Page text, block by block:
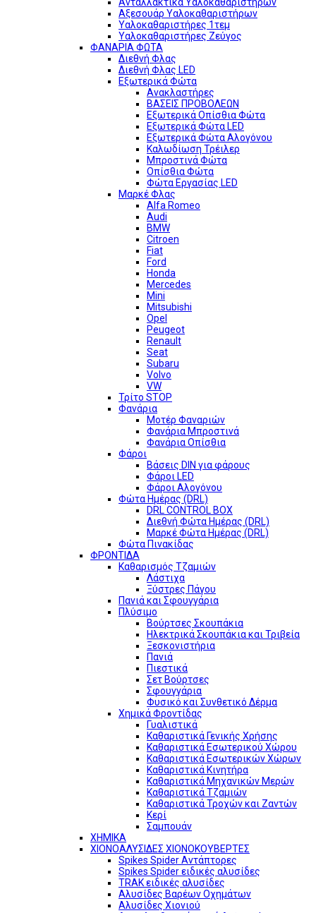
Αξεσουάρ Υαλοκαθαριστήρων
Υαλοκαθαριστήρες 1τεμ
Υαλοκαθαριστήρες Ζεύγος
ΦΑΝΑΡΙΑ ΦΩΤΑ
Διεθνή Φλας
Διεθνή Φλας LED
Εξωτερικά Φώτα
Ανακλαστήρες
ΒΑΣΕΙΣ ΠΡΟΒΟΛΕΩΝ
Εξωτερικά Οπίσθια Φώτα
Εξωτερικά Φώτα LED
Εξωτερικά Φώτα Αλογόνου
Καλωδίωση Τρέιλερ
Μπροστινά Φώτα
Οπίσθια Φώτα
Φώτα Εργασίας LED
Μαρκέ Φλας
Alfa Romeo
Audi
BMW
Citroen
Fiat
Ford
Honda
Mercedes
Mini
Mitsubishi
Opel
Peugeot
Renault
Seat
Subaru
Volvo
VW
Τρίτο STOP
Φανάρια
Μοτέρ Φαναριών
Φανάρια Μπροστινά
Φανάρια Οπίσθια
Φάροι
Βάσεις DIN για φάρους
Φάροι LED
Φάροι Αλογόνου
Φώτα Ημέρας (DRL)
DRL CONTROL BOX
Διεθνή Φώτα Ημέρας (DRL)
Μαρκέ Φώτα Ημέρας (DRL)
Φώτα Πινακίδας
ΦΡΟΝΤΙΔΑ
Καθαρισμός Τζαμιών
Λάστιχα
Ξύστρες Πάγου
Πανιά και Σφουγγάρια
Πλύσιμο
Βούρτσες Σκουπάκια
Ηλεκτρικά Σκουπάκια και Τριβεία
Ξεσκονιστήρια
Πανιά
Πιεστικά
Σετ Βούρτσες
Σφουγγάρια
Φυσικό και Συνθετικό Δέρμα
Χημικά Φροντίδας
Γυαλιστικά
Καθαριστικά Γενικής Χρήσης
Καθαριστικά Εσωτερικού Χώρου
Καθαριστικά Εσωτερικών Χώρων
Καθαριστικά Κινητήρα
Καθαριστικά Μηχανικών Μερών
Καθαριστικά Τζαμιών
Καθαριστικά Τροχών και Ζαντών
Κερί
Σαμπουάν
ΧΗΜΙΚΑ
ΧΙΟΝΟΑΛΥΣΙΔΕΣ ΧΙΟΝΟΚΟΥΒΕΡΤΕΣ
Spikes Spider Αντάπτορες
Spikes Spider ειδικές αλυσίδες
TRAK ειδικές αλυσίδες
Αλυσίδες Βαρέων Οχημάτων
Αλυσίδες Χιονιού